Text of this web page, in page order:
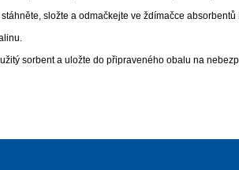
složte a odmačkejte ve ždímačce
sorbent a uložte do připraveného obalu na